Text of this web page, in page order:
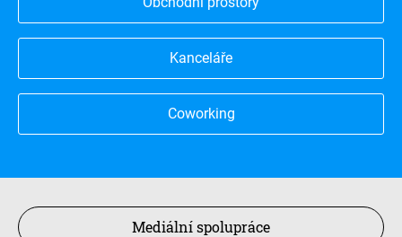
Kanceláře
Coworking
Mediální spolupráce